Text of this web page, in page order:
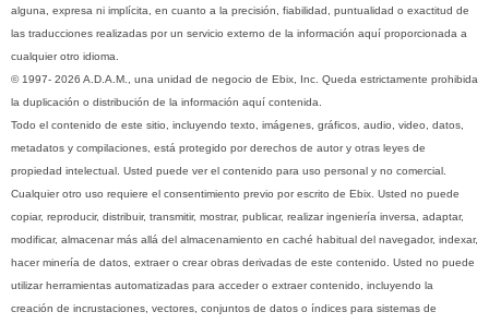
alguna, expresa ni implícita, en cuanto a la precisión, fiabilidad, puntualidad o exactitud de
las traducciones realizadas por un servicio externo de la información aquí proporcionada a
cualquier otro idioma.
© 1997- 2026 A.D.A.M., una unidad de negocio de Ebix, Inc. Queda estrictamente prohibida
la duplicación o distribución de la información aquí contenida.
Todo el contenido de este sitio, incluyendo texto, imágenes, gráficos, audio, video, datos,
metadatos y compilaciones, está protegido por derechos de autor y otras leyes de
propiedad intelectual. Usted puede ver el contenido para uso personal y no comercial.
Cualquier otro uso requiere el consentimiento previo por escrito de Ebix. Usted no puede
copiar, reproducir, distribuir, transmitir, mostrar, publicar, realizar ingeniería inversa, adaptar,
modificar, almacenar más allá del almacenamiento en caché habitual del navegador, indexar,
hacer minería de datos, extraer o crear obras derivadas de este contenido. Usted no puede
utilizar herramientas automatizadas para acceder o extraer contenido, incluyendo la
creación de incrustaciones, vectores, conjuntos de datos o índices para sistemas de